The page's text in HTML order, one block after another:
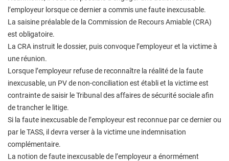
l’employeur lorsque ce dernier a commis une faute inexcusable.
La saisine préalable de la Commission de Recours Amiable (CRA)
est obligatoire.
La CRA instruit le dossier, puis convoque l’employeur et la victime à
une réunion.
Lorsque l’employeur refuse de reconnaître la réalité de la faute
inexcusable, un PV de non-conciliation est établi et la victime est
contrainte de saisir le Tribunal des affaires de sécurité sociale afin
de trancher le litige.
Si la faute inexcusable de l’employeur est reconnue par ce dernier ou
par le TASS, il devra verser à la victime une indemnisation
complémentaire.
La notion de faute inexcusable de l’employeur a énormément